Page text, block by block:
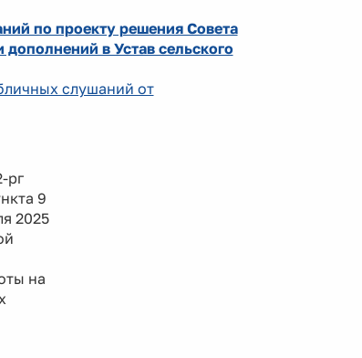
по проекту решения Совета
в Устав сельского
слушаний от
рг
9
2025
на